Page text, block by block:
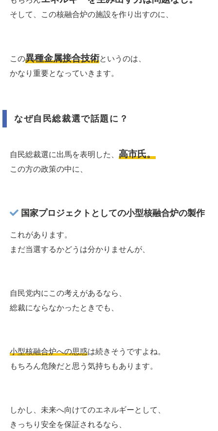
そして、この核融合炉の施設を作り出すのに、
この異種金属接合技術というのは、
かなり重要となっていきます。
なぜ自民総裁選で話題に？
自民総裁選に出馬を表明した、 高市氏。
この方の政策の中に、
国家プロジェクトとしての小型核融合炉の製作
これがあります。
まだ当選するかどうは分かりませんが、
自民党内にこの考えがあるなら、
総裁にならなかったときでも、
小型核融合炉への思惑は続きそうですよね。
もちろん危険だと思う気持ちもあります。
しかし、未来へ向けてのエネルギーとして、
きっちり安全を保証されるなら、